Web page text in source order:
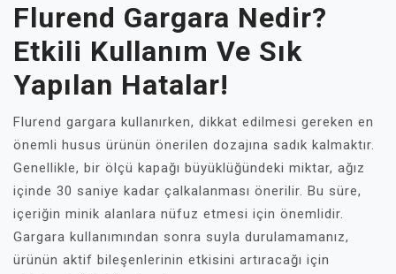
Flurend Gargara Nedir?
Etkili Kullanım Ve Sık
Yapılan Hatalar!
Flurend gargara kullanırken, dikkat edilmesi gereken en
önemli husus ürünün önerilen dozajına sadık kalmaktır.
Genellikle, bir ölçü kapağı büyüklüğündeki miktar, ağız
içinde 30 saniye kadar çalkalanması önerilir. Bu süre,
içeriğin minik alanlara nüfuz etmesi için önemlidir.
Gargara kullanımından sonra suyla durulamamanız,
ürünün aktif bileşenlerinin etkisini artıracağı için